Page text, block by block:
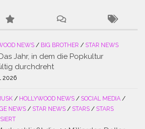
NEWS / BIG BROTHER / STAR NEWS
Jahr, in dem die Popkultur
durchdreht
2026
/ HOLLYWOOD NEWS / SOCIAL MEDIA /
NEWS / STAR NEWS / STARS / STARS